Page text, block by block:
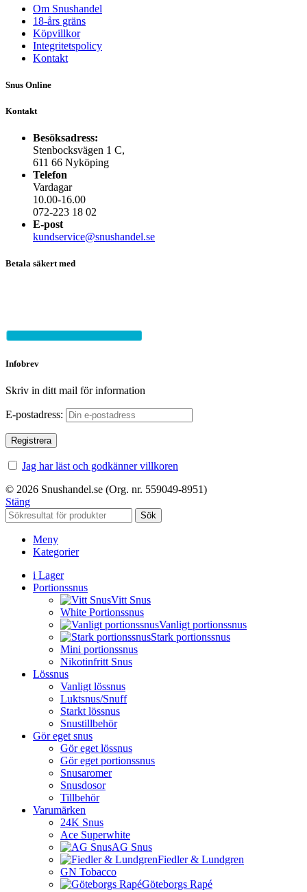
Om Snushandel
18-års gräns
Köpvillkor
Integritetspolicy
Kontakt
Snus Online
Kontakt
Besöksadress:
Stenbocksvägen 1 C,
611 66 Nyköping
Telefon
Vardagar
10.00-16.00
072-223 18 02
E-post
kundservice@snushandel.se
Betala säkert med
Infobrev
Skriv in ditt mail för information
E-postadress:
Jag har läst och godkänner villkoren
© 2026 Snushandel.se (Org. nr. 559049-8951)
Stäng
Sök
Meny
Kategorier
i Lager
Portionssnus
Vitt Snus
White Portionssnus
Vanligt portionssnus
Stark portionssnus
Mini portionssnus
Nikotinfritt Snus
Lössnus
Vanligt lössnus
Luktsnus/Snuff
Starkt lössnus
Snustillbehör
Gör eget snus
Gör eget lössnus
Gör eget portionssnus
Snusaromer
Snusdosor
Tillbehör
Varumärken
24K Snus
Ace Superwhite
AG Snus
Fiedler & Lundgren
GN Tobacco
Göteborgs Rapé